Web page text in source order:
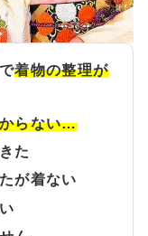
着物の整理が
らない…
た
が着ない